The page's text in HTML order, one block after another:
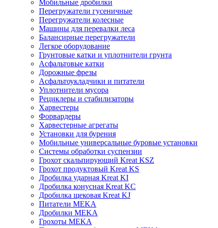
Мобильные дробилки
Перегружатели гусеничные
Перегружатели колесные
Машины для перевалки леса
Балансирные перегружатели
Легкое оборудование
Грунтовые катки и уплотнители грунта
Асфальтовые катки
Дорожные фрезы
Асфальтоукладчики и питатели
Уплотнители мусора
Рециклеры и стабилизаторы
Харвестеры
Форвардеры
Харвестерные агрегаты
Установки для бурения
Мобильные универсальные буровые установки
Системы обработки суспензии
Грохот скальпирующий Kreat KSZ
Грохот продуктовый Kreat KS
Дробилка ударная Kreat KI
Дробилка конусная Kreat KC
Дробилка щековая Kreat KJ
Питатели MEKA
Дробилки MEKA
Грохоты MEKA